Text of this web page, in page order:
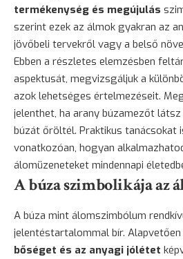
termékenység és megújulás
szerint ezek az álmok gyakran az
jövőbeli tervekről vagy a belső
Ebben a részletes elemzésben
aspektusát, megvizsgáljuk a
azok lehetséges értelmezéseit.
jelenthet, ha arany búzamezőt
búzát őröltél. Praktikus tanácsokat
vonatkozóan, hogyan
álomüzeneteket mindennapi
A búza szimbolikája az
A búza mint álomszimbólum
jelentéstartalommal bír. Alapvetően
bőséget és az anyagi jólétet